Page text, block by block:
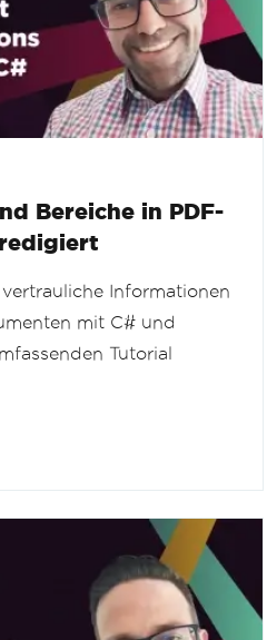
Bereiche in PDF-
Informationen
mit C# und
Tutorial